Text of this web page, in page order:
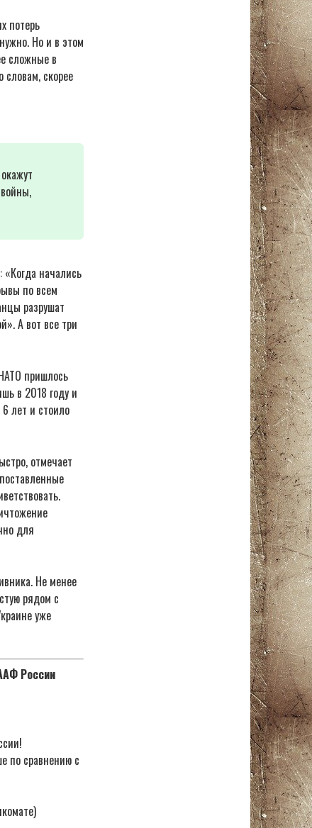
потерь
Но и в этом
сложные в
скорее
«Когда начались
по всем
разрушат
А вот все три
пришлось
в 2018 году и
лет и стоило
отмечает
для
Не менее
рядом с
уже
России
по сравнению с